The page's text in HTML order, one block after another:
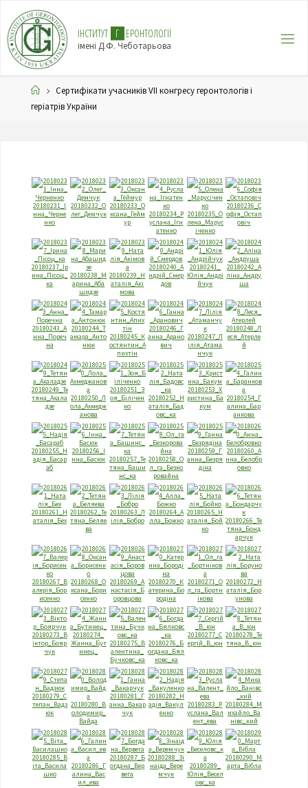
ІНСТИТУТ Г ЕРОНТОЛОГІЇ
імені Д.Ф. Чеботарьова
Сертифікати учасників VII конгресу геронтологів і
геріатрів України
20180231_I
нна_Черне
нко
20180232_О
лег_Демчук
20180233_О
ксана_Гейм
ур
20180234_Р
услана_Iгн
атенко
20180235_О
лена_Марус
iченко
20180236_С
офiя_Остап
овiч
20180237_Iр
ина_Пiсоц_
ка
20180238_М
арина_Аба
шидзе
20180239_Н
аталiя_Акi
мова
20180240_А
ндрiй_Смер
дов
20180241_
Юлiя_Андрi
йчук
20180242_А
лiна_Андру
ша
20180243_А
нна_Порeч
на
20180244_Т
амара_Анто
нюк
20180245_К
остянтин_А
пихтiн
20180246_Г
анна_Арано
вич
20180247_Л
iлiя_Атама
нчук
20180248_Л
еся_Атерле
й
20180249_Те
тяна_Ахала
дзе
20180250_Л
ола_Ахмедж
анова
20180251_З
оя_Бiлiчен
ко
20180252_Н
аталiя_Бад
овс_ка
20180253_Х
ристина_Ба
кум
20180254_Г
алина_Бар
анкова
20180255_Н
адiя_Басар
аб
20180256_I
нна_Басюк 20180257_Те
тяна_Баши
нс_ка
20180258_О
л_га_Безко
ровайна
20180259_Г
анна_Безря
дiна
20180260_А
нна_Белобр
овко
20180261_Н
аталiя_Бех
20180262_Те
тяна_Бeляe
ва
20180263_Л
iлiя_Бобро
20180264_А
лла_Божко
20180265_Н
аталiя_Бой
ко
20180266_Те
тяна_Бонд
арчук
20180267_В
алерiя_Бор
исенко
20180268_О
ксана_Бори
сенко
20180269_А
настасiя_Б
оровцова
20180270_К
атерина_Бо
родiна
20180271_О
л_га_Бортн
iкова
20180272_Н
аталiя_Бор
унова
20180273_В
iктор_Бояр
чук
20180274_
Жанна_Бут
инец_
20180275_В
алентина_
Бучковс_ка
20180276_Б
огдана_Бял
ковс_ка
20180277_С
ергiй_В_юн
20180278_Те
тяна_В_юн
20180279_С
тепан_Вадз
юк
20180280_В
олодимир_
Вайда
20180281_Г
анна_Вакар
чук
20180282_Н
адiя_Вакул
енко
20180283_Р
услана_Вал
ент_eва
20180284_М
ихайло_Ва
нiвс_кий
20180285_В
iта_Васила
шко
20180286_Г
алина_Вас
ил_eва
20180287_Б
огдана_Вер
вега
20180288_Зi
наiда_Вере
мчук
20180289_
Юлiя_Весел
овс_ка
20180290_М
арта_Вiбла